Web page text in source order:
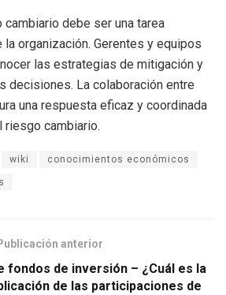
debe ser una tarea
organización. Gerentes y equipos
las estrategias de mitigación y
decisiones. La colaboración entre
una respuesta eficaz y coordinada
cambiario.
wiki conocimientos económicos
anterior
fondos de inversión – ¿Cuál es la
de las participaciones de